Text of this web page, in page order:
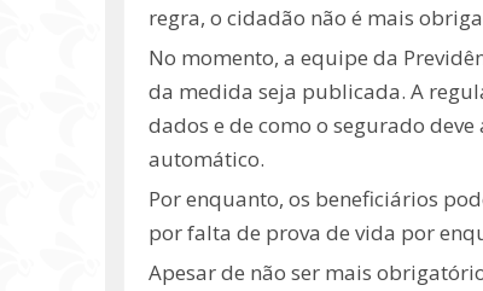
regra, o cidadão não é mais
No momento, a equipe da
da medida seja publicada. A
dados e de como o segurado
automático.
Por enquanto, os beneficiários
por falta de prova de vida por
Apesar de não ser mais